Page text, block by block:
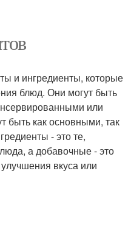
и ингредиенты, которые
блюд. Они могут быть
или
быть как основными, так
- это те,
а добавочные - это
вкуса или